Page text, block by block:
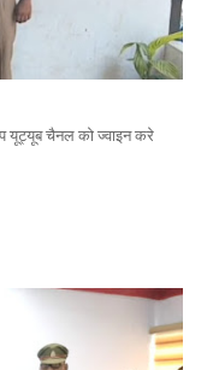
यूट्यूब चैनल को ज्वाइन करे